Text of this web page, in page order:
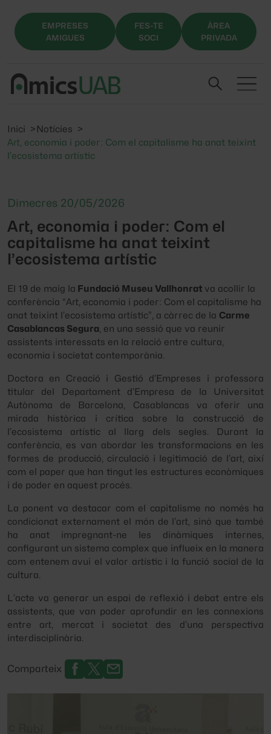
EMPRESES
AMIGUES
FES-TE
SOCI
ÀREA
PRIVADA
Inici
Notícies
Art, economia i poder: Com el capitalisme ha anat teixint
l’ecosistema artístic
Dimecres 20/05/2026
Art, economia i poder: Com el
capitalisme ha anat teixint
l’ecosistema artístic
El 19 de maig la Fundació Museu Vallhonrat va acollir la
conferència “Art, economia i poder: Com el capitalisme ha
anat teixint l’ecosistema artístic”, a càrrec de la Carme
Casablancas Segura , en una sessió que va reunir
assistents interessats en la relació entre cultura,
economia i societat contemporània.
Doctora en Creació i Gestió d’Empreses i professora
titular del Departament d’Empresa de la Universitat
Autònoma de Barcelona, Casablancas va oferir una
mirada històrica i crítica sobre la construcció de
l’ecosistema artístic al llarg dels segles. Durant la
conferència, es van abordar les transformacions en les
formes de producció, circulació i legitimació de l’art, així
com el paper que han tingut les estructures econòmiques
i de poder en aquest procés.
La ponent va destacar com el capitalisme no només ha
condicionat externament el món de l’art, sinó que també
ha anat impregnant-ne les dinàmiques internes,
configurant un sistema complex que influeix en la manera
com entenem avui el valor artístic i la funció social de la
cultura.
L’acte va generar un espai de reflexió i debat entre els
assistents, que van poder aprofundir en les connexions
entre art, mercat i societat des d’una perspectiva
interdisciplinària.
Comparteix